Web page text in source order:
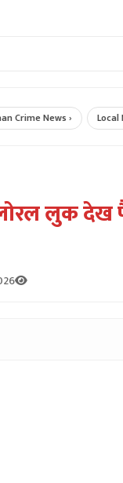
News › Local
लुक देख